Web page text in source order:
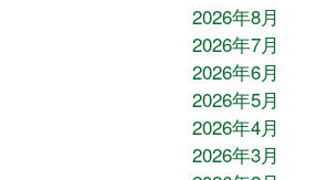
2026年8月
2026年7月
2026年6月
2026年5月
2026年4月
2026年3月